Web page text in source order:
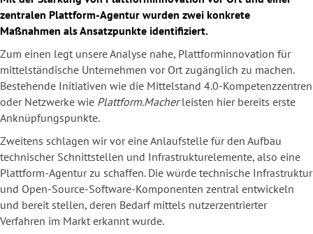
zentralen Plattform-Agentur wurden zwei konkrete
Maßnahmen als Ansatzpunkte identifiziert.
Zum einen legt unsere Analyse nahe, Plattforminnovation für
mittelständische Unternehmen vor Ort zugänglich zu machen.
Bestehende Initiativen wie die Mittelstand 4.0-Kompetenzzentren
oder Netzwerke wie Plattform.Macherleisten hier bereits erste
Anknüpfungspunkte.
Zweitens schlagen wir vor eine Anlaufstelle für den Aufbau
technischer Schnittstellen und Infrastrukturelemente, also eine
Plattform-Agentur zu schaffen. Die würde technische Infrastruktur
und Open-Source-Software-Komponenten zentral entwickeln
und bereit stellen, deren Bedarf mittels nutzerzentrierter
Verfahren im Markt erkannt wurde.